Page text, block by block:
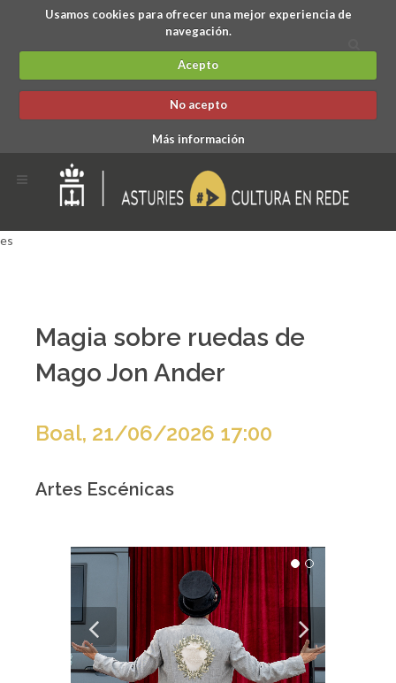
Usamos cookies para ofrecer una mejor experiencia de
navegación.
Acepto
No acepto
Más información
es
Magia sobre ruedas de
Mago Jon Ander
Boal, 21/06/2026 17:00
Artes Escénicas